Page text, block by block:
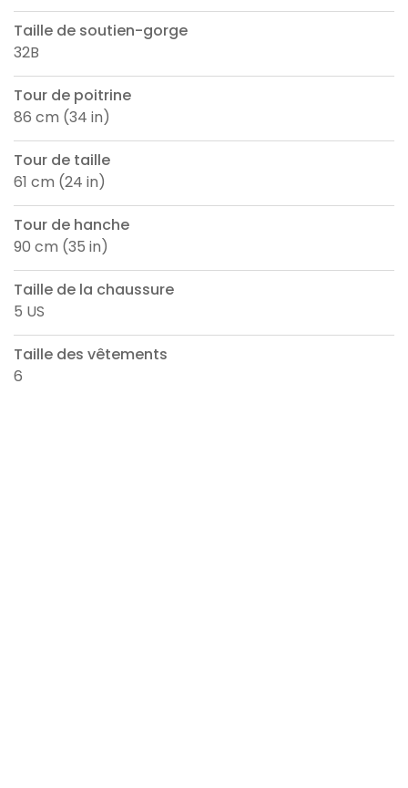
Taille de soutien-gorge
32B
Tour de poitrine
86 cm (34 in)
Tour de taille
61 cm (24 in)
Tour de hanche
90 cm (35 in)
Taille de la chaussure
5 US
Taille des vêtements
6